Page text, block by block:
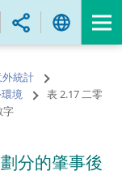
統計
境
表 2.17 二零
字
分的肇事後